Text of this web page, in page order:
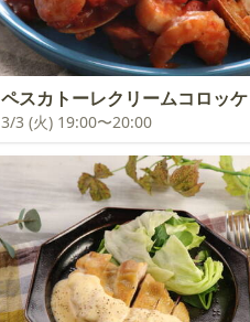
ペスカトーレクリームコロッケ
3/3 (火) 19:00〜20:00